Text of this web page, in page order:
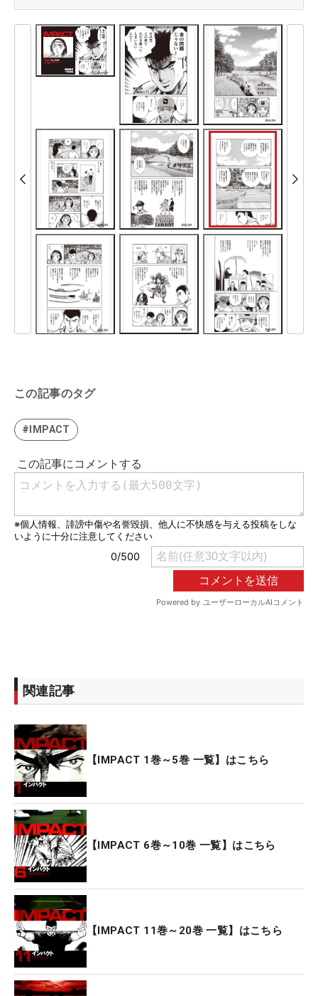
この記事のタグ
#IMPACT
関連記事
【IMPACT 1巻～5巻 一覧】はこちら
【IMPACT 6巻～10巻 一覧】はこちら
【IMPACT 11巻～20巻 一覧】はこちら